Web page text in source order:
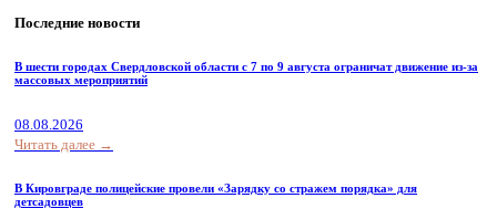
Последние новости
В шести городах Свердловской области с 7 по 9 августа ограничат движение из-за
массовых мероприятий
08.08.2026
Читать далее →
В Кировграде полицейские провели «Зарядку со стражем порядка» для
детсадовцев